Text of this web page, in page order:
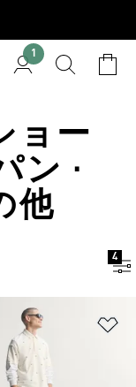
1
ョー
ン ·
他
4
ストに追加